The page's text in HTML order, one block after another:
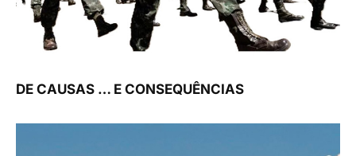
DE CAUSAS … E CONSEQUÊNCIAS